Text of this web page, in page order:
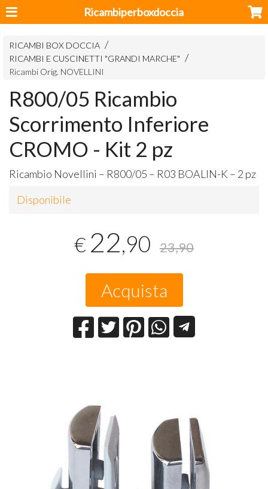
Ricambiperboxdoccia
RICAMBI BOX DOCCIA
RICAMBI E CUSCINETTI "GRANDI MARCHE"
Ricambi Orig. NOVELLINI
R800/05 Ricambio
Scorrimento Inferiore
CROMO - Kit 2 pz
Ricambio Novellini – R800/05 – R03 BOALIN-K – 2 pz
Disponibile
€ 22,90 23,90
Acquista